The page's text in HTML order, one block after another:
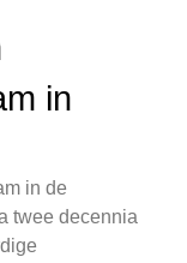
in
in de
twee decennia